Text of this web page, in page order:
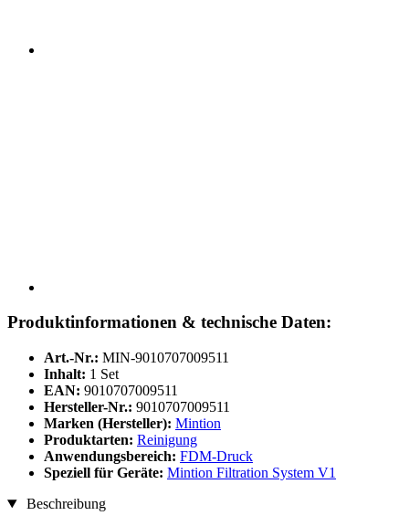
Produktinformationen & technische Daten:
Art.-Nr.: MIN-9010707009511
Inhalt: 1 Set
EAN: 9010707009511
Hersteller-Nr.: 9010707009511
Marken (Hersteller): Mintion
Produktarten: Reinigung
Anwendungsbereich: FDM-Druck
Speziell für Geräte: Mintion Filtration System V1
Beschreibung